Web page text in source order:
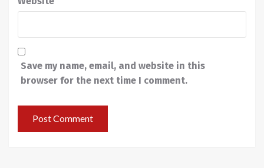
Save my name, email, and website in this
browser for the next time I comment.